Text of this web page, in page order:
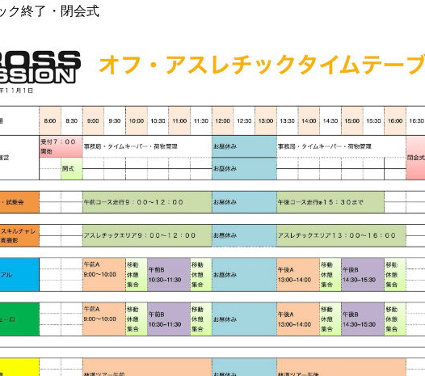
ク終了・閉会式